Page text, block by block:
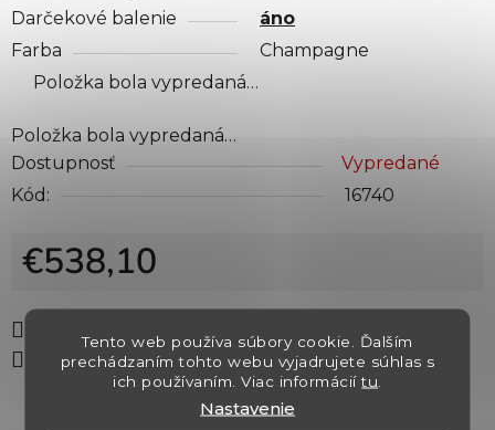
Tento web používa súbory cookie. Ďalším
prechádzaním tohto webu vyjadrujete súhlas s
ich používaním. Viac informáciítu
Nastavenie
Darčekové balenie
áno
Farba
Champagne
Položka bola vypredaná…
Položka bola vypredaná…
Dostupnosť
Vypredané
Kód:
16740
€538,10
Zdieľať